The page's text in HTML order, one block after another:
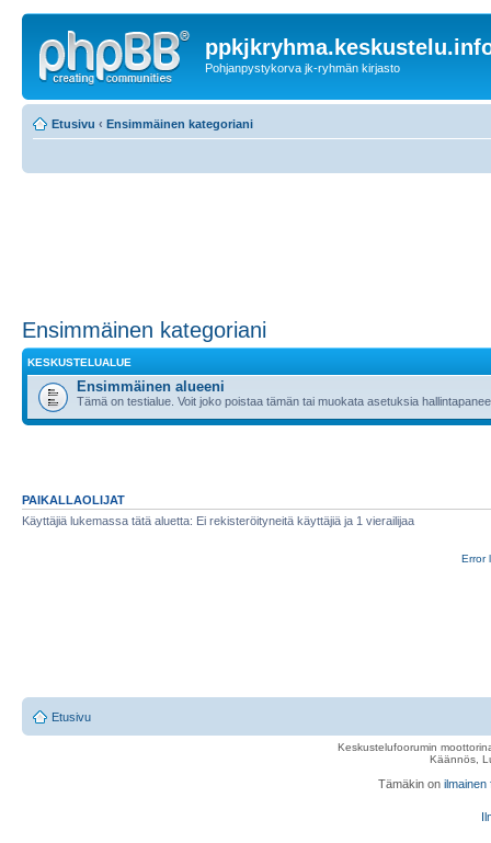
Pohjanpystykorva jk-ryhmän kirjasto
Etusivu ‹ Ensimmäinen kategoriani
Ensimmäinen kategoriani
KESKUSTELUALUE
Ensimmäinen alueeni
Tämä on testialue. Voit joko poistaa tämän tai muokata asetuksia
PAIKALLAOLIJAT
Käyttäjiä lukemassa tätä aluetta: Ei rekisteröityneitä käyttäjiä ja 1 vierailijaa
Error
Etusivu
Keskustelufoorumin
Käännös,
Tämäkin on ilmainen